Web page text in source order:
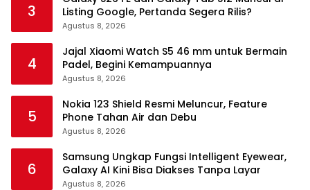
3
Listing Google, Pertanda Segera Rilis?
Agustus 8, 2026
4
Jajal Xiaomi Watch S5 46 mm untuk Bermain
Padel, Begini Kemampuannya
Agustus 8, 2026
5
Nokia 123 Shield Resmi Meluncur, Feature
Phone Tahan Air dan Debu
Agustus 8, 2026
6
Samsung Ungkap Fungsi Intelligent Eyewear,
Galaxy AI Kini Bisa Diakses Tanpa Layar
Agustus 8, 2026